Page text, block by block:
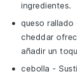
ingredientes.
queso rallado
cheddar
añadir un
cebolla -